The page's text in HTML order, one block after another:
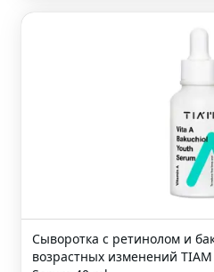
Сыворотка с ретинолом и
возрастных изменений